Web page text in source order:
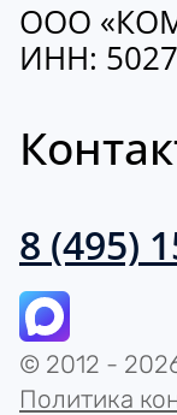
ООО
ИНН:
8 (495)
© 2012 -
Политика